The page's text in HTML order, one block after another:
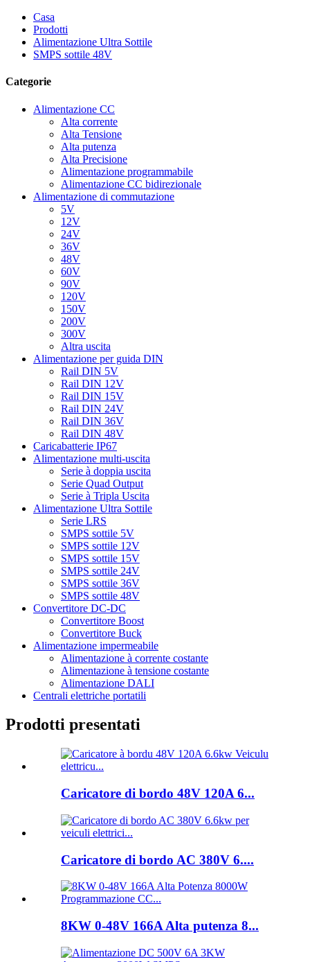
Casa
Prodotti
Alimentazione Ultra Sottile
SMPS sottile 48V
Categorie
Alimentazione CC
Alta corrente
Alta Tensione
Alta putenza
Alta Precisione
Alimentazione programmabile
Alimentazione CC bidirezionale
Alimentazione di commutazione
5V
12V
24V
36V
48V
60V
90V
120V
150V
200V
300V
Altra uscita
Alimentazione per guida DIN
Rail DIN 5V
Rail DIN 12V
Rail DIN 15V
Rail DIN 24V
Rail DIN 36V
Rail DIN 48V
Caricabatterie IP67
Alimentazione multi-uscita
Serie à doppia uscita
Serie Quad Output
Serie à Tripla Uscita
Alimentazione Ultra Sottile
Serie LRS
SMPS sottile 5V
SMPS sottile 12V
SMPS sottile 15V
SMPS sottile 24V
SMPS sottile 36V
SMPS sottile 48V
Convertitore DC-DC
Convertitore Boost
Convertitore Buck
Alimentazione impermeabile
Alimentazione à corrente costante
Alimentazione à tensione costante
Alimentazione DALI
Centrali elettriche portatili
Prodotti presentati
Caricatore di bordo 48V 120A 6...
Caricatore di bordo AC 380V 6....
8KW 0-48V 166A Alta putenza 8...